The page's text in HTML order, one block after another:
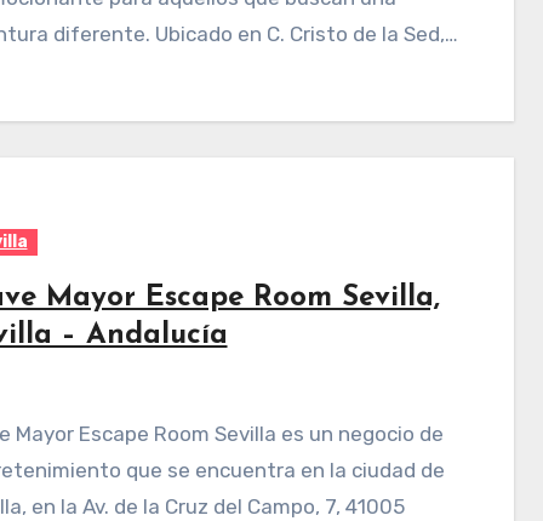
diferente. Ubicado en C. Cristo de la Sed,…
Mayor Escape Room Sevilla,
– Andalucía
que se encuentra en la ciudad de
en la Av. de la Cruz del Campo, 7, 41005